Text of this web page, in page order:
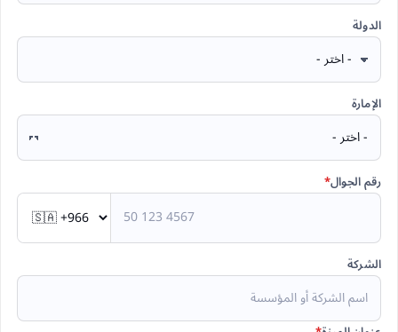
الدولة
الإمارة
رقم الجوال*
الشركة